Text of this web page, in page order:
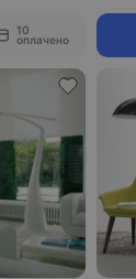
10
оплачено